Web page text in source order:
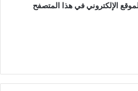
الإلكتروني في هذا المتصفح